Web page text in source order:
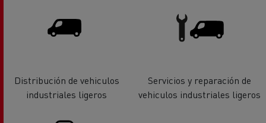
Distribución de vehiculos
industriales ligeros
Servicios y reparación de
vehiculos industriales ligeros